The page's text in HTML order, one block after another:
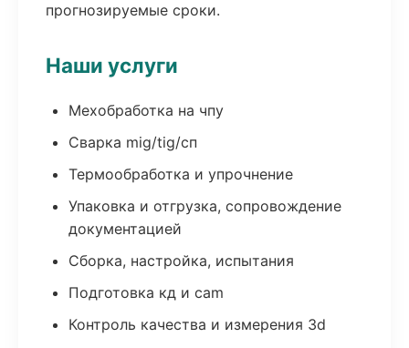
прогнозируемые сроки.
Наши услуги
Мехобработка на чпу
Сварка mig/tig/сп
Термообработка и упрочнение
Упаковка и отгрузка, сопровождение
документацией
Сборка, настройка, испытания
Подготовка кд и cam
Контроль качества и измерения 3d